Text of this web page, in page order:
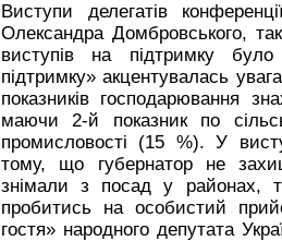
Виступи делегатів
Олександра Домбровського,
виступів на підтримку
підтримку» акцентувалась
показників господарювання
маючи 2-й показник по
промисловості (15 %). У
тому, що губернатор не
знімали з посад у районах,
пробитись на особистий
гостя» народного депутата